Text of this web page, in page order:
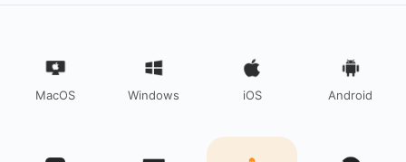
MacOS Windows iOS Android